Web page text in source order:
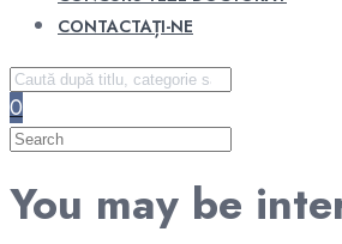
CONTACTAȚI-NE
0
You may be